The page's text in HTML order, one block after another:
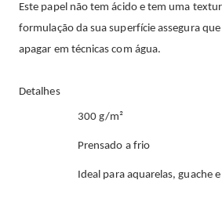
Este papel não tem ácido e tem uma
formulação da sua superfície assegura
apagar em técnicas com água.
Detalhes
300 g/m²
Prensado a frio
Ideal para aquarelas, guache